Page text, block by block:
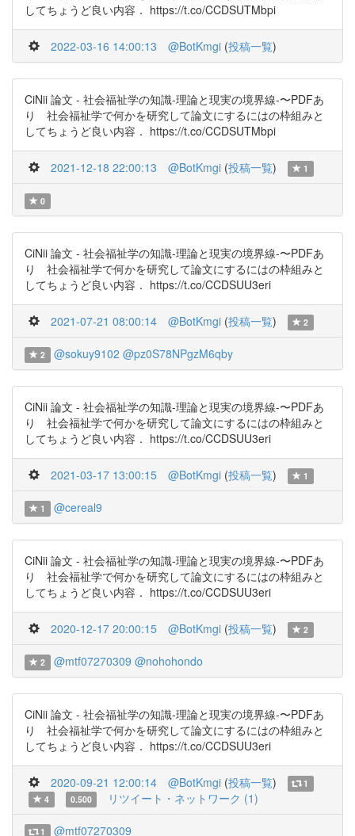
してちょうど良い内容． https://t.co/CCDSUTMbpi
2022-03-16 14:00:13 @BotKmgi (投稿一覧)
CiNii 論文 - 社会福祉学の知識-理論と現実の境界線-〜PDFあ
り 社会福祉学で何かを研究して論文にするにはの枠組みと
してちょうど良い内容． https://t.co/CCDSUTMbpi
2021-12-18 22:00:13 @BotKmgi (投稿一覧) 1
0
CiNii 論文 - 社会福祉学の知識-理論と現実の境界線-〜PDFあ
り 社会福祉学で何かを研究して論文にするにはの枠組みと
してちょうど良い内容． https://t.co/CCDSUU3eri
2021-07-21 08:00:14 @BotKmgi (投稿一覧) 2
2 @sokuy9102 @pz0S78NPgzM6qby
CiNii 論文 - 社会福祉学の知識-理論と現実の境界線-〜PDFあ
り 社会福祉学で何かを研究して論文にするにはの枠組みと
してちょうど良い内容． https://t.co/CCDSUU3eri
2021-03-17 13:00:15 @BotKmgi (投稿一覧) 1
1 @cereal9
CiNii 論文 - 社会福祉学の知識-理論と現実の境界線-〜PDFあ
り 社会福祉学で何かを研究して論文にするにはの枠組みと
してちょうど良い内容． https://t.co/CCDSUU3eri
2020-12-17 20:00:15 @BotKmgi (投稿一覧) 2
2 @mtf07270309 @nohohondo
CiNii 論文 - 社会福祉学の知識-理論と現実の境界線-〜PDFあ
り 社会福祉学で何かを研究して論文にするにはの枠組みと
してちょうど良い内容． https://t.co/CCDSUU3eri
2020-09-21 12:00:14 @BotKmgi (投稿一覧)
1
4
0.500 リツイート・ネットワーク (1)
1 @mtf07270309